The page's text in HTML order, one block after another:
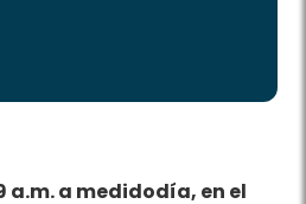
a.m. a medidodía, en el